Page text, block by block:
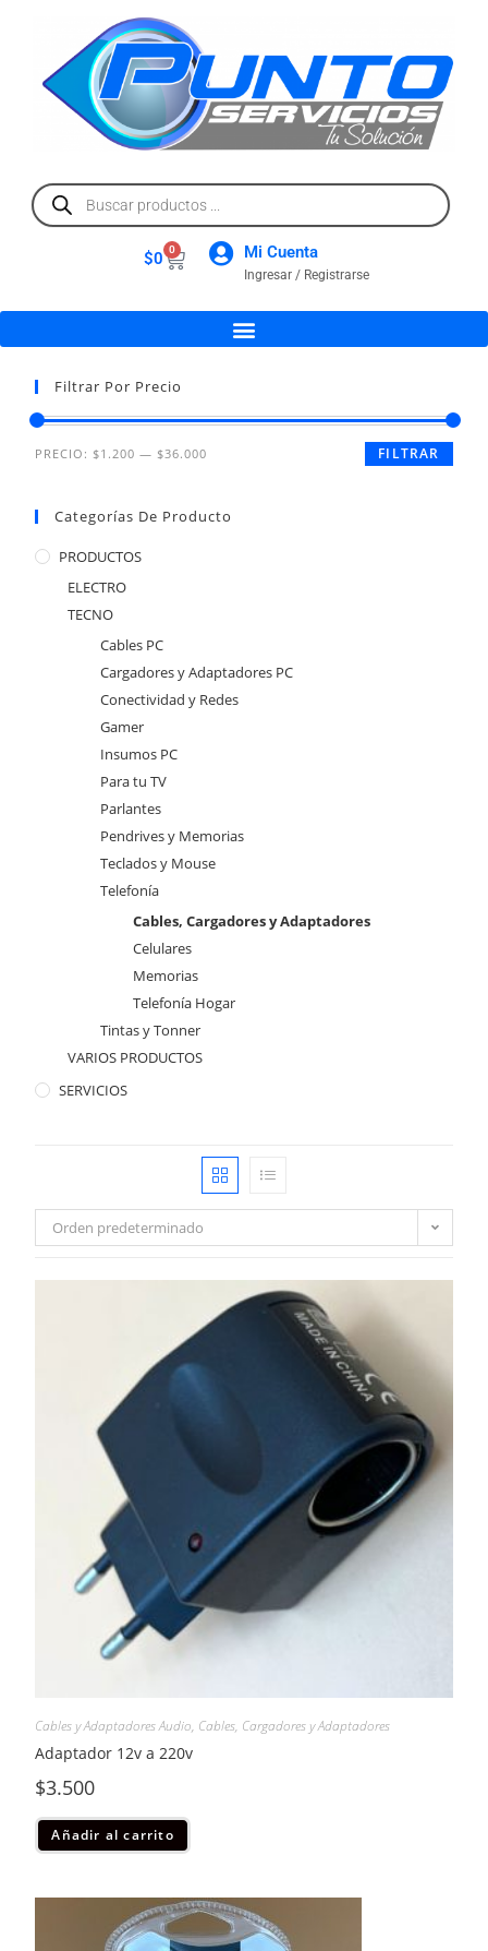
$0 0 Mi Cuenta
Ingresar / Registrarse
Filtrar Por Precio
FILTRAR
PRECIO:$1.200 —$36.000
Categorías De Producto
PRODUCTOS
ELECTRO
TECNO
Cables PC
Cargadores y Adaptadores PC
Conectividad y Redes
Gamer
Insumos PC
Para tu TV
Parlantes
Pendrives y Memorias
Teclados y Mouse
Telefonía
Cables, Cargadores y Adaptadores
Celulares
Memorias
Telefonía Hogar
Tintas y Tonner
VARIOS PRODUCTOS
SERVICIOS
Orden predeterminado
Cables y Adaptadores Audio, Cables, Cargadores y Adaptadores
Adaptador 12v a 220v
$3.500
Añadir al carrito